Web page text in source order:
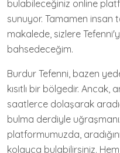
bulabileceğiniz online
sunuyor. Tamamen insan
makalede, sizlere
bahsedeceğim.
Burdur Tefenni, bazen
kısıtlı bir bölgedir.
saatlerce dolaşarak
bulma derdiyle
platformumuzda,
kolayca bulabilirsiniz.